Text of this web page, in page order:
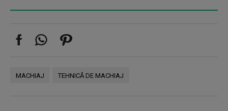
MACHIAJ TEHNICĂ DE MACHIAJ